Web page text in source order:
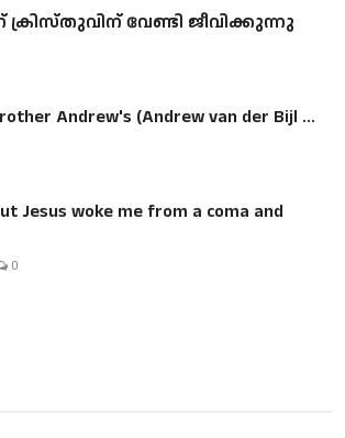
വേണ്ടി ജീവിക്കുന്നു
Andrew's (Andrew van der Bijl ...
Jesus woke me from a coma and
0